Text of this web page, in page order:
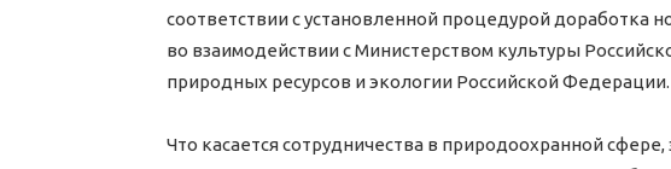
соответствии с установленной процедурой доработка
во взаимодействии с Министерством культуры
природных ресурсов и экологии Российской Федерации.
Что касается сотрудничества в природоохранной